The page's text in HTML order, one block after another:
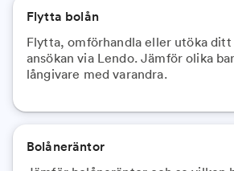
Flytta bolån
Flytta, omförhandla eller utöka ditt
ansökan via Lendo. Jämför olika
långivare med varandra.
Bolåneräntor